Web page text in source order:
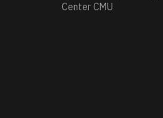
Center CMU